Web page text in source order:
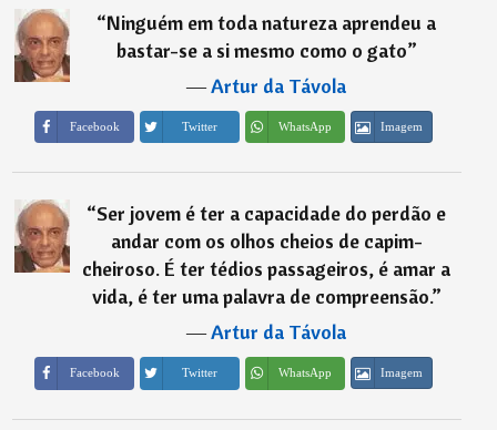
“Ninguém em toda natureza aprendeu a
bastar-se a si mesmo como o gato”
―Artur da Távola
Facebook Twitter WhatsApp Imagem
“Ser jovem é ter a capacidade do perdão e
andar com os olhos cheios de capim-
cheiroso. É ter tédios passageiros, é amar a
vida, é ter uma palavra de compreensão.”
―Artur da Távola
Facebook Twitter WhatsApp Imagem